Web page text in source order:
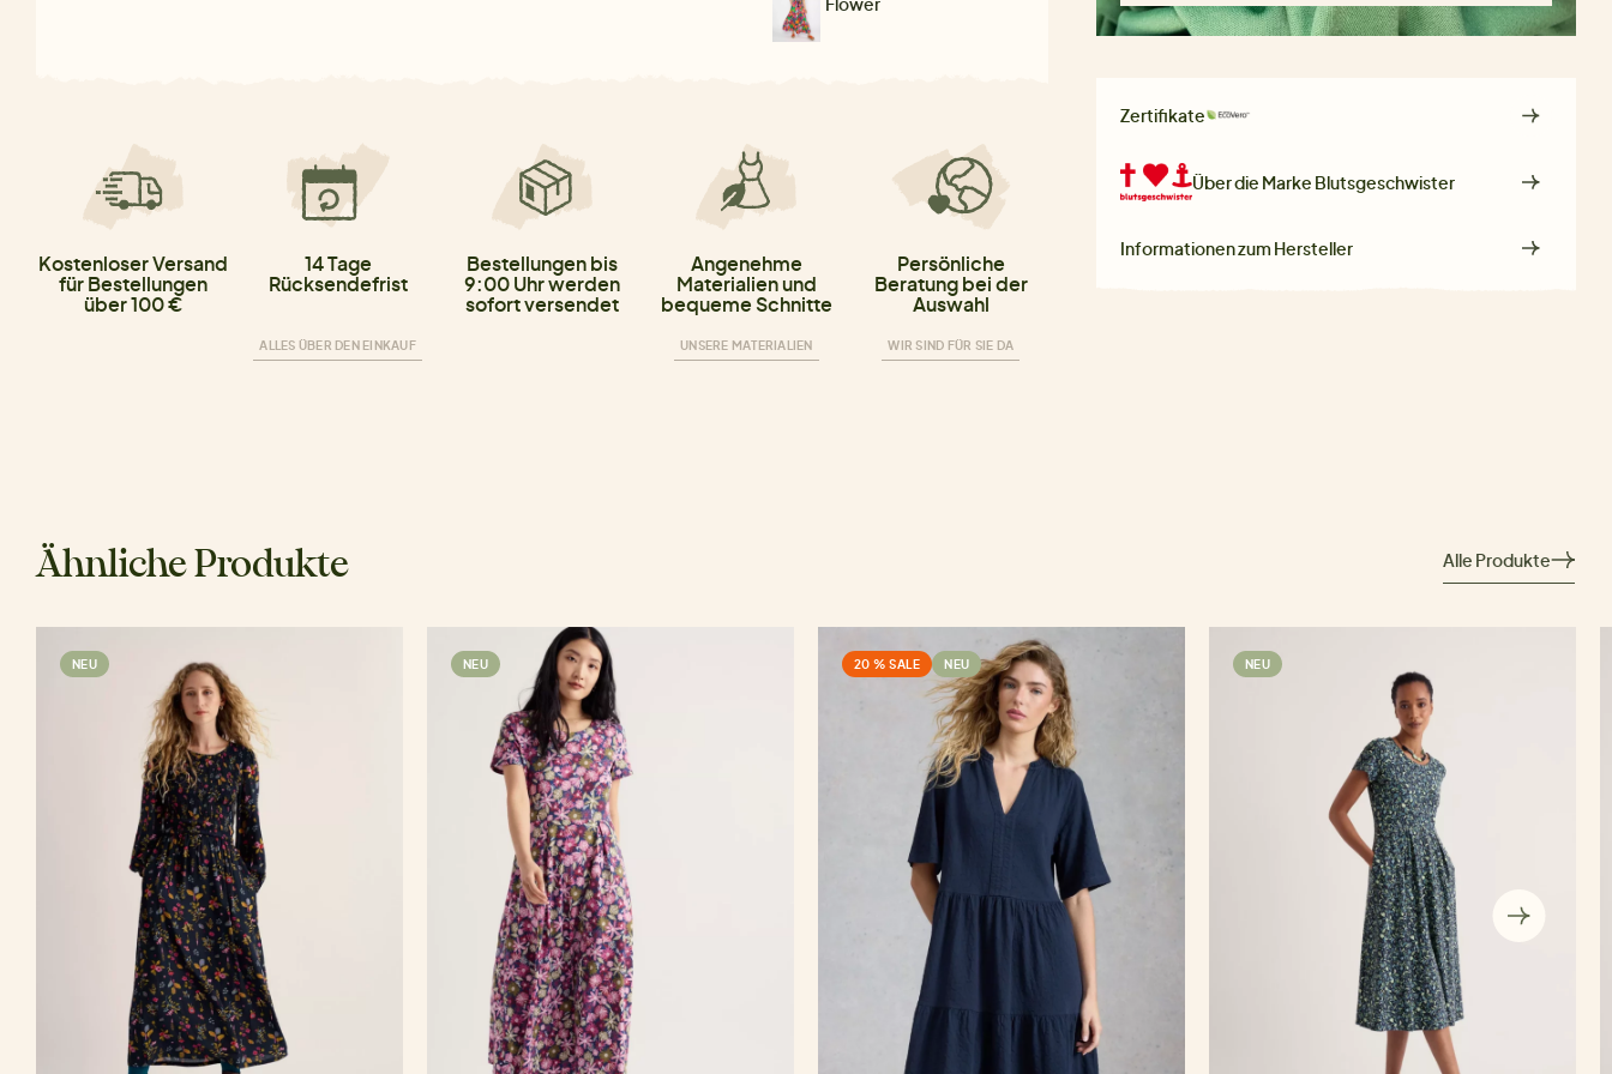
Kostenloser Versand
für Bestellungen
über 100 €
14 Tage
Rücksendefrist
ALLES ÜBER DEN EINKAUF
Bestellungen bis
9:00 Uhr werden
sofort versendet
Angenehme
Materialien und
bequeme Schnitte
UNSERE MATERIALIEN
Persönliche
Beratung bei der
Auswahl
WIR SIND FÜR SIE DA
Zertifikate
Über die Marke Blutsgeschwister
Informationen zum Hersteller
Ähnliche Produkte Alle Produkte
NEU NEU 20 % SALE NEU NEU